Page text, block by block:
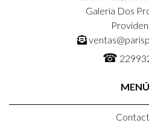
Galeria Dos
☎
MENÚ